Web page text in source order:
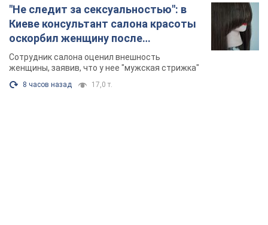
"Не следит за сексуальностью": в
Киеве консультант салона красоты
оскорбил женщину после
химиотерапии, разгорелся скандал.
Фото
Сотрудник салона оценил внешность
женщины, заявив, что у нее "мужская стрижка"
8 часов назад 17,0 т.